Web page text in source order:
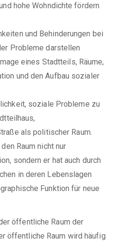
hohe Wohndichte fördern
und Behinderungen bei
Probleme darstellen
eines Stadtteils, Räume,
und den Aufbau sozialer
soziale Probleme zu
als politischer Raum.
Raum nicht nur
sondern er hat auch durch
in deren Lebenslagen
Funktion für neue
öffentliche Raum der
öffentliche Raum wird häufig